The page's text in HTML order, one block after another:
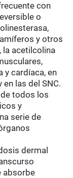
con
o
y otros
la acetilcolina
y cardíaca, en
las del SNC.
todos los
y
serie de
dermal
absorbe